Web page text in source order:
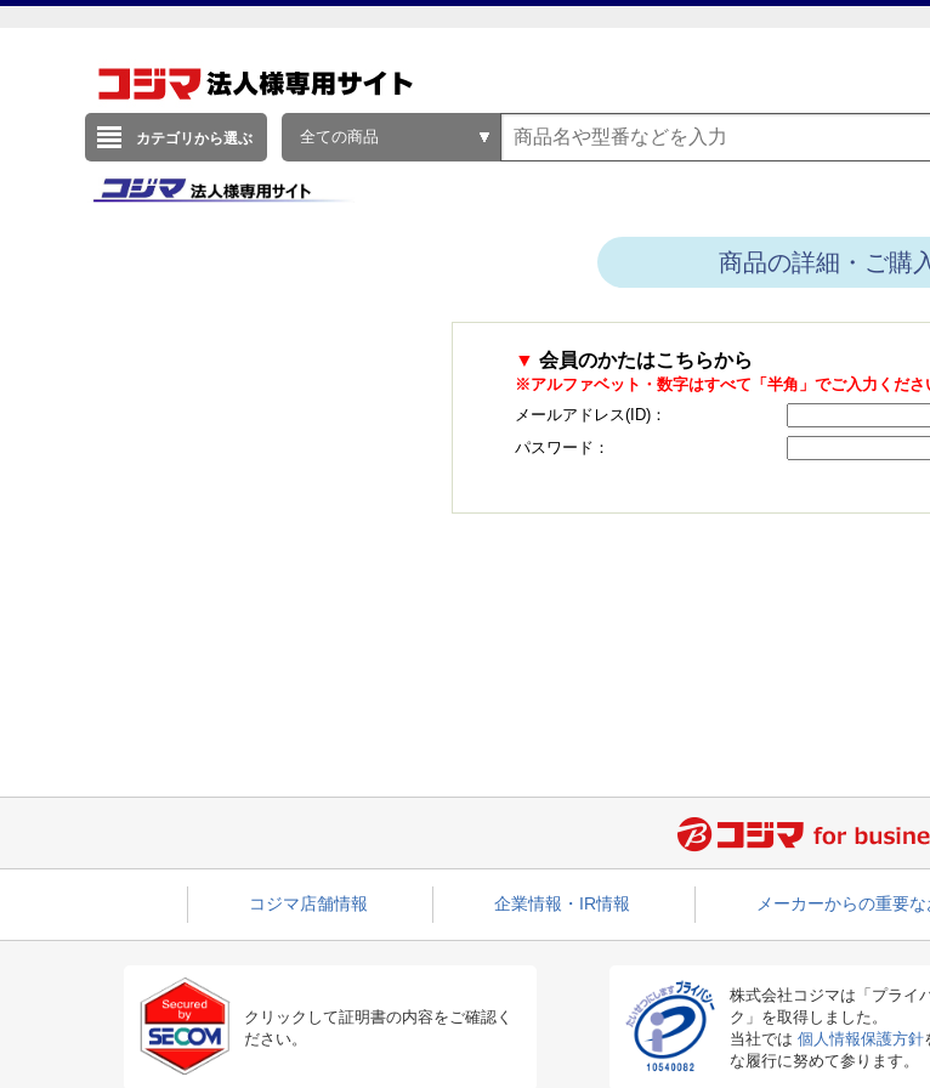
カテゴリから選ぶ 全ての商品
商品の詳細・ご購
▼ 会員のかたはこちらから
※アルファベット・数字はすべて「半角」でご入力くださ
メールアドレス(ID)：
パスワード：
コジマ店舗情報 企業情報・IR情報 メーカーからの重要
クリックして証明書の内容をご確認く
ださい。
株式会社コジマは「プライ
ク」を取得しました。
当社では 個人情報保護方針
な履行に努めて参ります。